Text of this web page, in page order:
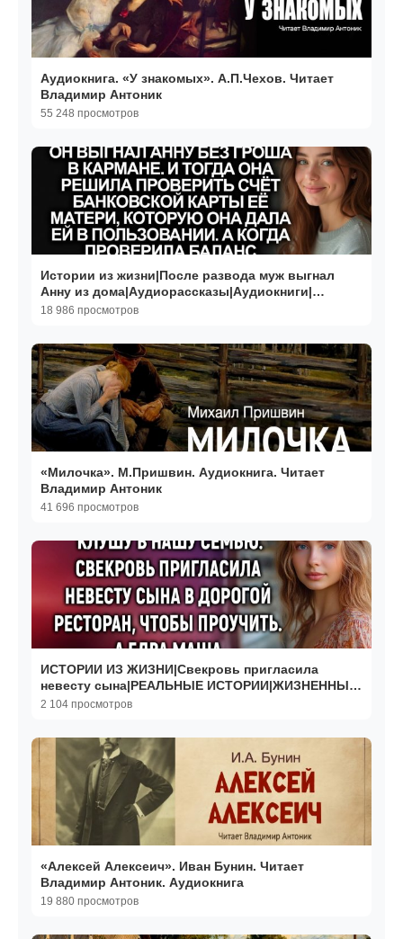
Аудиокнига. «У знакомых». А.П.Чехов. Читает
Владимир Антоник
55 248 просмотров
Истории из жизни|После развода муж выгнал
Анну из дома|Аудиорассказы|Аудиокниги|
Реальные истории
18 986 просмотров
«Милочка». М.Пришвин. Аудиокнига. Читает
Владимир Антоник
41 696 просмотров
ИСТОРИИ ИЗ ЖИЗНИ|Свекровь пригласила
невесту сына|РЕАЛЬНЫЕ ИСТОРИИ|ЖИЗНЕННЫЕ
ИСТОРИИ
2 104 просмотров
«Алексей Алексеич». Иван Бунин. Читает
Владимир Антоник. Аудиокнига
19 880 просмотров